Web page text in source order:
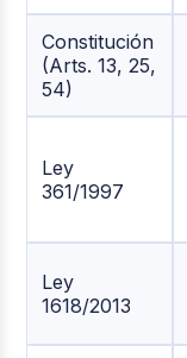
Constitución
(Arts. 13, 25,
54)
Ley
361/1997
Ley
1618/2013